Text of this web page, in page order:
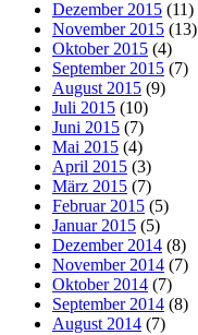
Dezember 2015 (11)
November 2015 (13)
Oktober 2015 (4)
September 2015 (7)
August 2015 (9)
Juli 2015 (10)
Juni 2015 (7)
Mai 2015 (4)
April 2015 (3)
März 2015 (7)
Februar 2015 (5)
Januar 2015 (5)
Dezember 2014 (8)
November 2014 (7)
Oktober 2014 (7)
September 2014 (8)
August 2014 (7)